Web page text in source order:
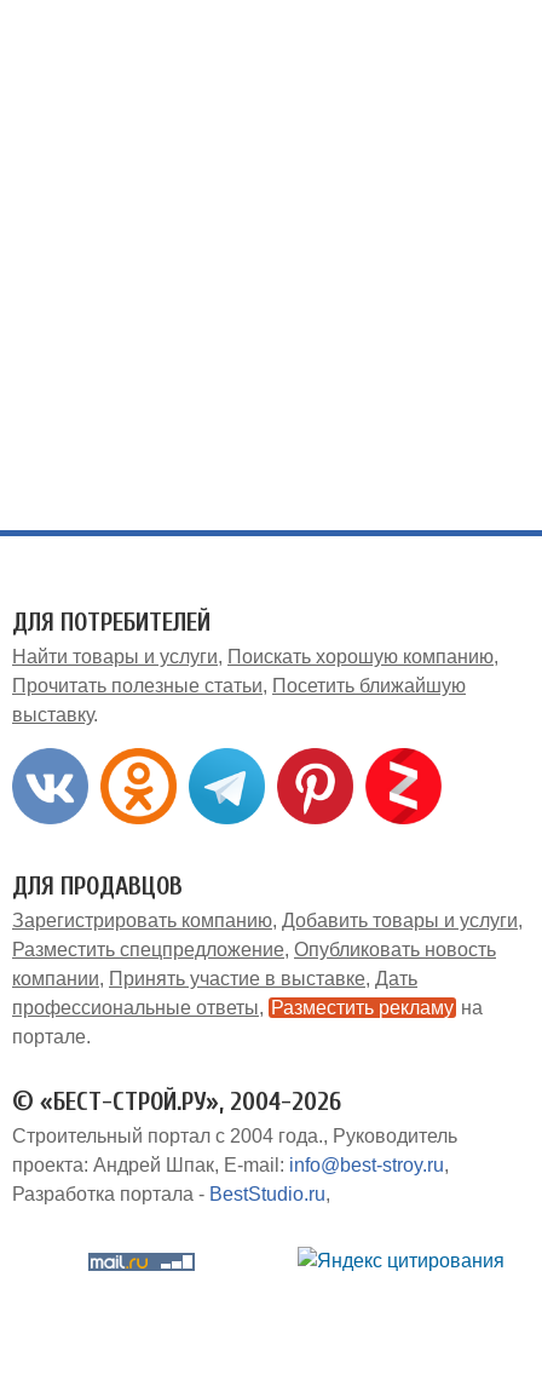
ДЛЯ ПОТРЕБИТЕЛЕЙ
Найти товары и услуги
Поискать хорошую компанию
Прочитать полезные статьи
Посетить ближайшую
выставку
ДЛЯ ПРОДАВЦОВ
Зарегистрировать компанию Добавить товары и услуги
Разместить спецпредложение Опубликовать новость
компании
Принять участие в выставке Дать
профессиональные ответы
Разместить рекламу на
портале
© «БЕСТ-СТРОЙ.РУ», 2004-2026
Строительный портал с 2004 года.
Руководитель
проекта: Андрей Шпак E-mail: info@best-stroy.ru
Разработка портала - BestStudio.ru